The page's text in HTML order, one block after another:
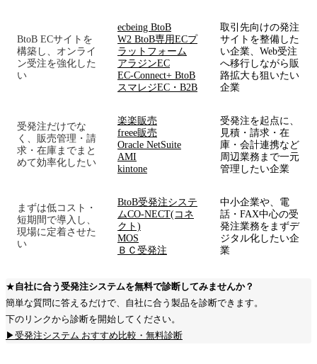
BtoB ECサイトを
構築し、オンライ
ン受注を強化した
い
ecbeing BtoB
W2 BtoB専用ECプ
ラットフォーム
アラジンEC
EC-Connect+ BtoB
スマレジEC・B2B
取引先向けの発注
サイトを整備した
い企業、Web受注
へ移行しながら販
路拡大も狙いたい
企業
受発注だけでな
く、販売管理・請
求・在庫までまと
めて効率化したい
楽楽販売
freee販売
Oracle NetSuite
AMI
kintone
受発注を起点に、
見積・請求・在
庫・会計連携など
周辺業務まで一元
管理したい企業
まずは低コスト・
短期間で導入し、
現場に定着させた
い
BtoB受発注システ
ムCO-NECT(コネ
クト)
MOS
ＢＣ受発注
中小企業や、電
話・FAX中心の受
発注業務をまずデ
ジタル化したい企
業
★自社に合う受発注システムを無料で診断してみませんか？
簡単な質問に答えるだけで、自社に合う製品を診断できます。
下のリンクから診断を開始してください。
▶受発注システム おすすめ比較・無料診断